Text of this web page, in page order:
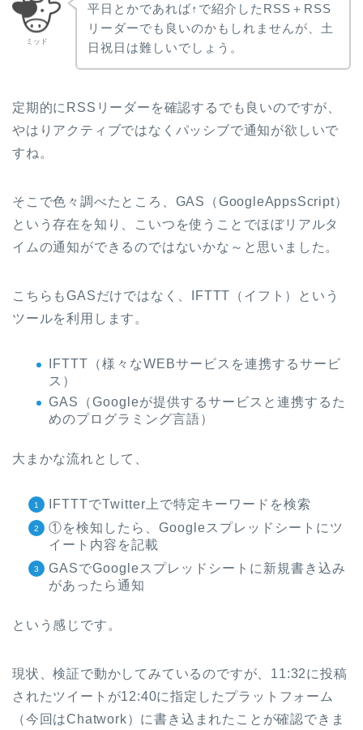
ミッド
平日とかであれば↑で紹介したRSS＋RSS
リーダーでも良いのかもしれませんが、土
日祝日は難しいでしょう。
定期的にRSSリーダーを確認するでも良いのですが、
やはりアクティブではなくパッシブで通知が欲しいで
すね。
そこで色々調べたところ、GAS（GoogleAppsScript）
という存在を知り、こいつを使うことでほぼリアルタ
イムの通知ができるのではないかな～と思いました。
こちらもGASだけではなく、IFTTT（イフト）という
ツールを利用します。
IFTTT（様々なWEBサービスを連携するサービ
ス）
GAS（Googleが提供するサービスと連携するた
めのプログラミング言語）
大まかな流れとして、
IFTTTでTwitter上で特定キーワードを検索
①を検知したら、Googleスプレッドシートにツ
イート内容を記載
GASでGoogleスプレッドシートに新規書き込み
があったら通知
という感じです。
現状、検証で動かしてみているのですが、11:32に投稿
されたツイートが12:40に指定したプラットフォーム
（今回はChatwork）に書き込まれたことが確認できま